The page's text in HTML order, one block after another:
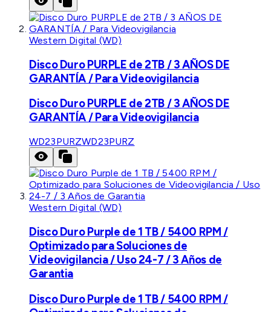
Western Digital (WD)
Disco Duro PURPLE de 2TB / 3 AÑOS DE
GARANTÍA / Para Videovigilancia
Disco Duro PURPLE de 2TB / 3 AÑOS DE
GARANTÍA / Para Videovigilancia
WD23PURZWD23PURZ
Western Digital (WD)
Disco Duro Purple de 1 TB / 5400 RPM /
Optimizado para Soluciones de
Videovigilancia / Uso 24-7 / 3 Años de
Garantia
Disco Duro Purple de 1 TB / 5400 RPM /